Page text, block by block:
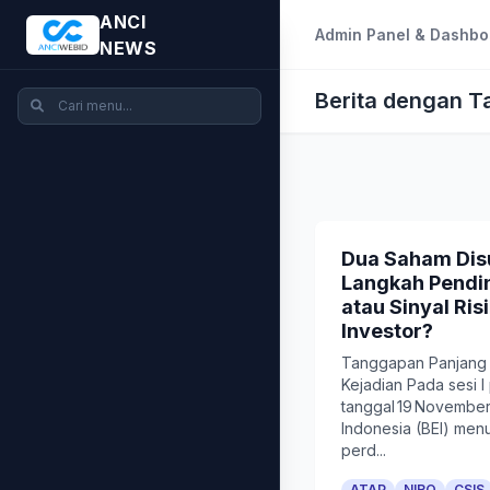
ANCI
NEWS
Admin Panel &
Berita dengan
Dua Saham
Langkah
atau Sinyal
Investor?
Tanggapan Panjang
Kejadian Pada sesi
tanggal 19
Indonesia (BEI)
perd...